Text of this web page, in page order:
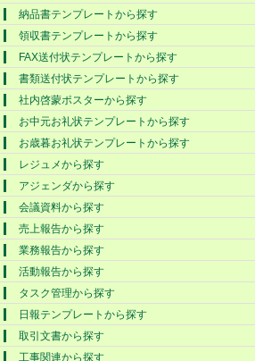
納品書テンプレートから探す
領収書テンプレートから探す
FAX送付状テンプレートから探す
書類送付状テンプレートから探す
社内啓蒙ポスターから探す
お中元お礼状テンプレートから探す
お歳暮お礼状テンプレートから探す
レジュメから探す
アジェンダから探す
会議資料から探す
売上報告から探す
業務報告から探す
活動報告から探す
タスク管理から探す
日報テンプレートから探す
取引文書から探す
工事関連から探す